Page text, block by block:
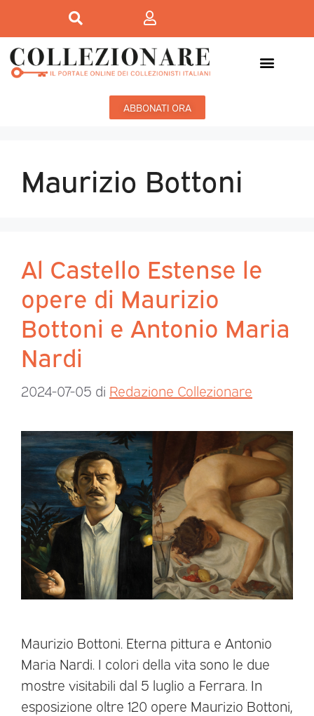
ABBONATI ORA
Maurizio Bottoni
Al Castello Estense le
opere di Maurizio
Bottoni e Antonio Maria
Nardi
2024-07-05 di Redazione Collezionare
Maurizio Bottoni. Eterna pittura e Antonio
Maria Nardi. I colori della vita sono le due
mostre visitabili dal 5 luglio a Ferrara. In
esposizione oltre 120 opere Maurizio Bottoni,